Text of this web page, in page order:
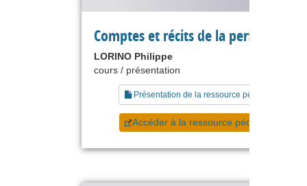
Comptes et récits de la performance
LORINO Philippe
cours / présentation
Présentation de la ressource pédagogique
Accéder à la ressource pédagogique